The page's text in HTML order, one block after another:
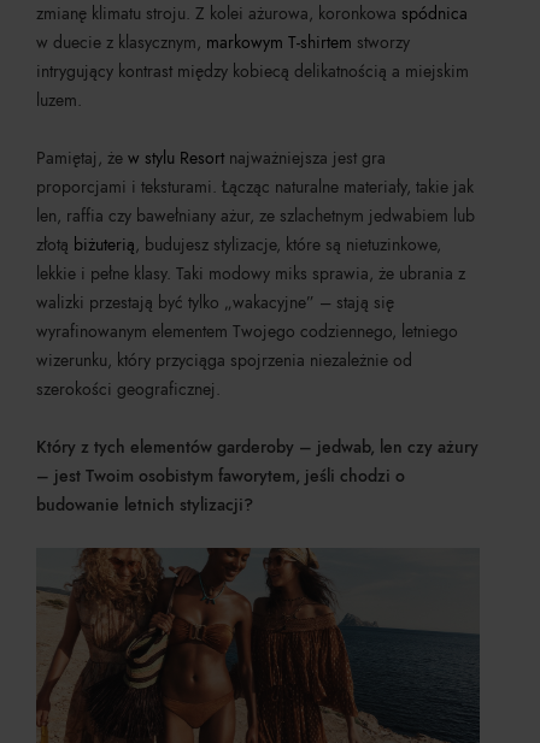
zmianę klimatu stroju. Z kolei ażurowa, koronkowa spódnica
w duecie z klasycznym, markowym T-shirtem stworzy
intrygujący kontrast między kobiecą delikatnością a miejskim
luzem.
Pamiętaj, że w stylu Resort najważniejsza jest gra
proporcjami i teksturami. Łącząc naturalne materiały, takie jak
len, raffia czy bawełniany ażur, ze szlachetnym jedwabiem lub
złotą biżuterią, budujesz stylizacje, które są nietuzinkowe,
lekkie i pełne klasy. Taki modowy miks sprawia, że ubrania z
walizki przestają być tylko „wakacyjne” – stają się
wyrafinowanym elementem Twojego codziennego, letniego
wizerunku, który przyciąga spojrzenia niezależnie od
szerokości geograficznej.
Który z tych elementów garderoby – jedwab, len czy ażury
– jest Twoim osobistym faworytem, jeśli chodzi o
budowanie letnich stylizacji?